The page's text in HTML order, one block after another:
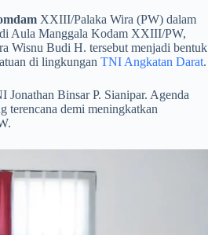
XXIII/Palaka Wira (PW) dalam
di Aula Manggala Kodam XXIII/PW,
Wisnu Budi H. tersebut menjadi bentuk
di lingkungan TNI Angkatan Darat.
Binsar P. Sianipar. Agenda
terencana demi meningkatkan